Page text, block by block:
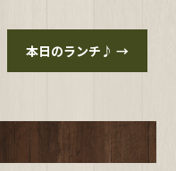
本日のランチ♪ →